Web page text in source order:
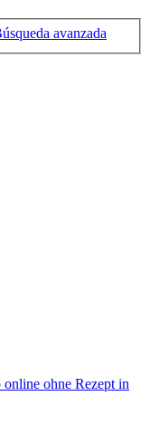
avanzada
ohne Rezept in